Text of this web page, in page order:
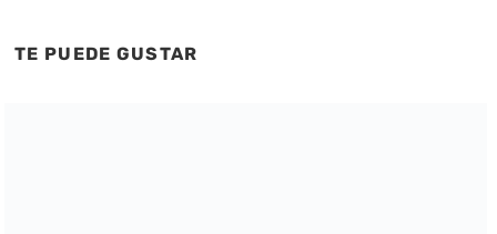
TE PUEDE GUSTAR